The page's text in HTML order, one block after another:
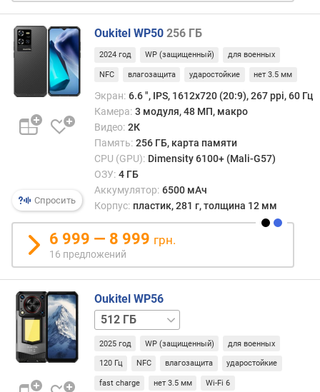
(
Г
с
т
р
а
я
п
а
м
я
т
ь
(
Г
Б
Спросить
Oukitel WP50 256 ГБ
2024 год WP (защищенный) для военных
NFC влагозащита ударостойкие нет 3.5 мм
Экран: 6.6 ", IPS, 1612х720 (20:9), 267 ppi, 60 Гц
Камера: 3 модуля, 48 МП, макро
Видео: 2К
Память: 256 ГБ, карта памяти
CPU (GPU): Dimensity 6100+ (Mali-G57)
ОЗУ: 4 ГБ
Аккумулятор: 6500 мАч
Корпус: пластик, 281 г, толщина 12 мм
6 999 — 8 999 грн.
16 предложений
Oukitel WP56
256 ГБ
2025 год WP (защищенный) для военных
120 Гц NFC влагозащита ударостойкие
fast charge нет 3.5 мм Wi-Fi 6